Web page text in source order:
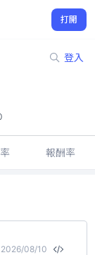
打開
登入
報酬率
08/10